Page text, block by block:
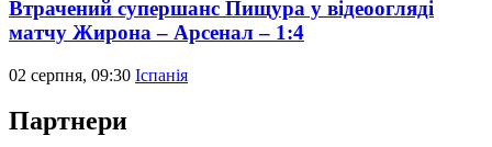
Втрачений супершанс Пищура у відеоогляді
матчу Жирона – Арсенал – 1:4
02 серпня, 09:30 Іспанія
Партнери